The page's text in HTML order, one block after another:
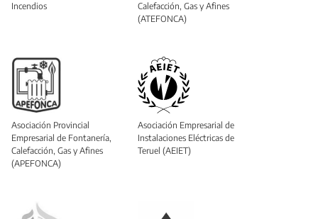
Incendios
Calefacción, Gas y Afines
(ATEFONCA)
Asociación Provincial
Empresarial de Fontanería,
Calefacción, Gas y Afines
(APEFONCA)
Asociación Empresarial de
Instalaciones Eléctricas de
Teruel (AEIET)